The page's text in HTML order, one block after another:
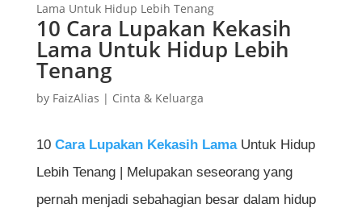
Lama Untuk Hidup Lebih Tenang
10 Cara Lupakan Kekasih
Lama Untuk Hidup Lebih
Tenang
by FaizAlias | Cinta & Keluarga
10 Cara Lupakan Kekasih LamaUntuk Hidup
Lebih Tenang | Melupakan seseorang yang
pernah menjadi sebahagian besar dalam hidup